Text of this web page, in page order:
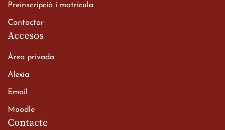
a les ciutats imperials
Contacte
Preinscripció i matrícula
Contactar
Accesos
Àrea privada
Alexia
Email
Moodle